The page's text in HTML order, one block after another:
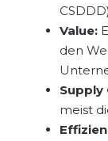
CSDDD)
Value:
den
Supply
meist